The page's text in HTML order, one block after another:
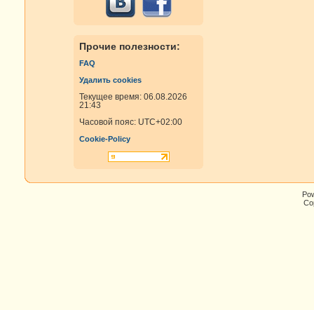
Прочие полезности:
FAQ
Удалить cookies
Текущее время: 06.08.2026
21:43
Часовой пояс: UTC+02:00
Cookie-Policy